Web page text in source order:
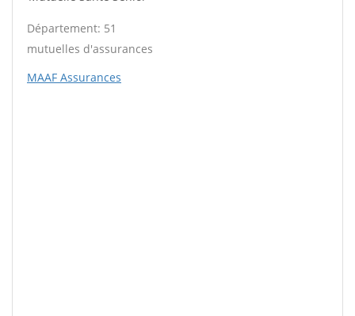
Département: 51
mutuelles d'assurances
MAAF Assurances